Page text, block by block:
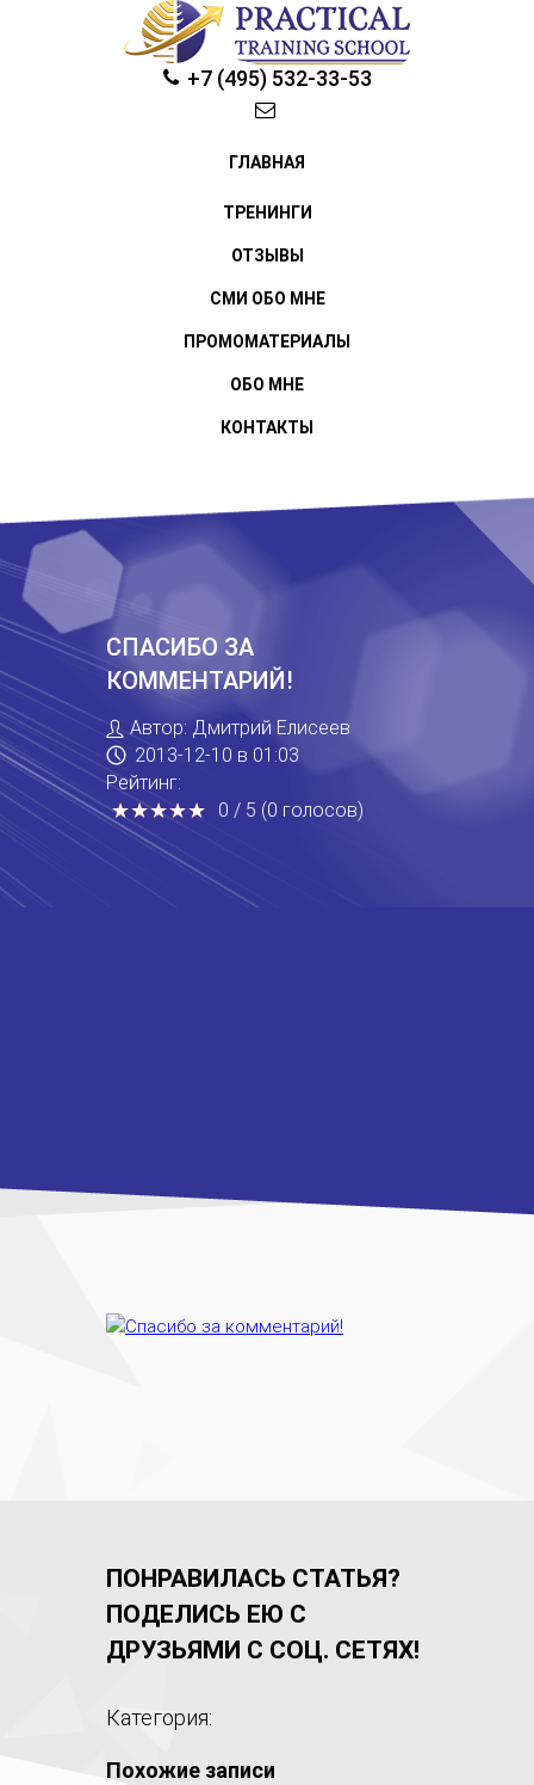
+7 (495) 532-33-53
ГЛАВНАЯ
ТРЕНИНГИ
ОТЗЫВЫ
СМИ ОБО МНЕ
ПРОМОМАТЕРИАЛЫ
ОБО МНЕ
КОНТАКТЫ
СПАСИБО ЗА
КОММЕНТАРИЙ!
Автор: Дмитрий Елисеев
2013-12-10 в 01:03
Рейтинг:
★★★★★
★★★★★ 0 / 5 (0 голосов)
ПОНРАВИЛАСЬ СТАТЬЯ?
ПОДЕЛИСЬ ЕЮ С
ДРУЗЬЯМИ С СОЦ. СЕТЯХ!
Категория:
Похожие записи